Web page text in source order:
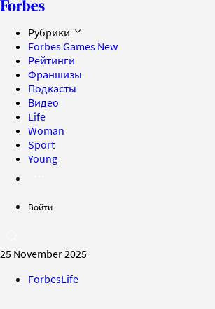
Рубрики
Forbes Games New
Рейтинги
Франшизы
Подкасты
Видео
Life
Woman
Sport
Young
Войти
25 November 2025
ForbesLife